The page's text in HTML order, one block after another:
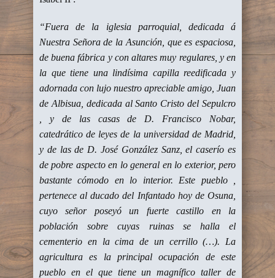
“Fuera de la iglesia parroquial, dedicada á
Nuestra Señora de la Asunción, que es espaciosa,
de buena fábrica y con altares muy regulares, y en
la que tiene una lindísima capilla reedificada y
adornada con lujo nuestro apreciable amigo, Juan
de Albisua, dedicada al Santo Cristo del Sepulcro
, y de las casas de D. Francisco Nobar,
catedrático de leyes de la universidad de Madrid,
y de las de D. José González Sanz, el caserío es
de pobre aspecto en lo general en lo exterior, pero
bastante cómodo en lo interior. Este pueblo ,
pertenece al ducado del Infantado hoy de Osuna,
cuyo señor poseyó un fuerte castillo en la
población sobre cuyas ruinas se halla el
cementerio en la cima de un cerrillo (…). La
agricultura es la principal ocupación de este
pueblo en el que tiene un magnífico taller de